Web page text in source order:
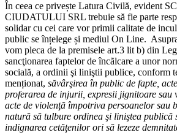
În ceea ce privește Latura Civilă, evident
CIUDATULUI SRL trebuie să fie parte
solidar cu cei care vor primii calitate de
public se înțelege și mediul On Line.
vom pleca de la premisele art.3 lit b) din
sancţionarea faptelor de încãlcare a unor
socială, a ordinii şi liniştii publice, conform
menționat, săvârşirea în public de fapte,
proferarea de injurii, expresii jignitoare sau
acte de violenţă împotriva persoanelor sau
natură să tulbure ordinea şi liniştea publică
indignarea cetăţenilor ori să lezeze